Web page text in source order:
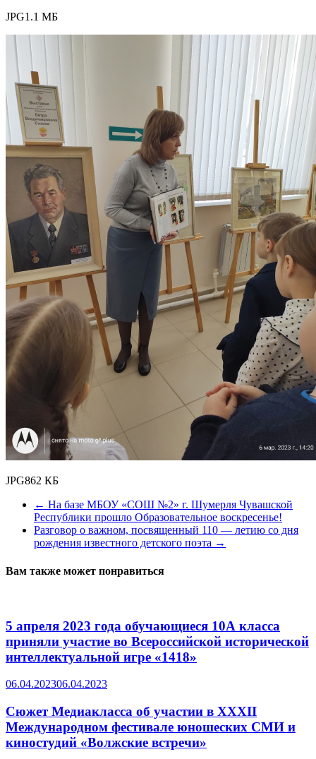
JPG1.1 МБ
JPG862 КБ
← На базе МБОУ «СОШ №2» г. Шумерля Чувашской
Республики прошло Образовательное воскресенье!
Разговор о важном, посвященный 110 — летию со дня
рождения известного детского поэта →
Вам также может понравиться
5 апреля 2023 года обучающиеся 10А класса
приняли участие во Всероссийской исторической
интеллектуальной игре «1418»
06.04.202306.04.2023
Cюжет Медиакласса об участии в XXXII
Международном фестивале юношеских СМИ и
киностудий «Волжские встречи»